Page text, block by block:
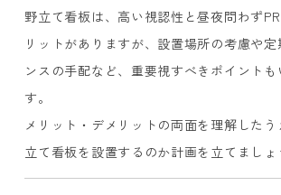
野立て看板は、高い視認性と昼夜問わず
リットがありますが、設置場所の考慮や
ンスの手配など、重要視すべきポイントも
す。
メリット・デメリットの両面を理解した
立て看板を設置するのか計画を立てましょ